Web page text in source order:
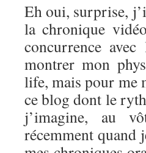
Eh oui, surprise,
la chronique
concurrence
montrer mon
life, mais pour me
ce blog dont le
j’imagine, au
récemment quand